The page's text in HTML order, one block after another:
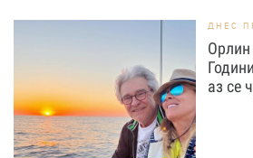
ДНЕС
Орлин
аз се